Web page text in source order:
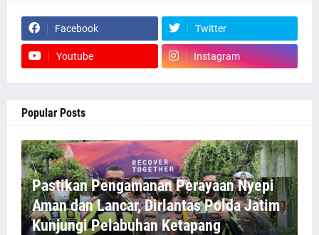
Facebook Twitter
Youtube Instagram
Popular Posts
Pastikan Pengamanan Perayaan Nyepi
Aman dan Lancar, Dirlantas Polda Jatim
Kunjungi Pelabuhan Ketapang